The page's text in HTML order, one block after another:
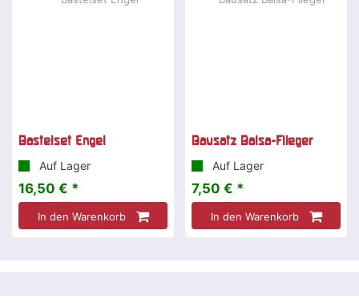
Bastelset Engel
Auf Lager
16,50 € *
In den Warenkorb
Bausatz Balsa-Flieger
Auf Lager
7,50 € *
In den Warenkorb